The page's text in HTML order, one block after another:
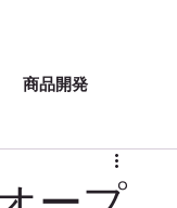
商品開発